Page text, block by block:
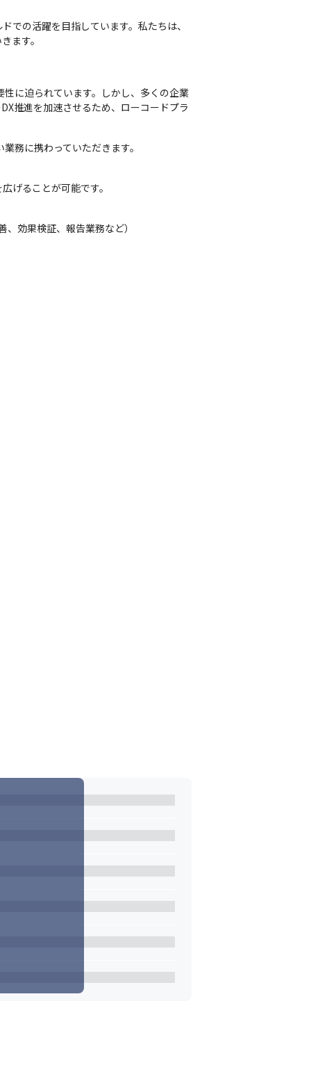
での活躍を目指しています。私たちは、
ます。
に迫られています。しかし、多くの企業
推進を加速させるため、ローコードプラ
務に携わっていただきます。
げることが可能です。
効果検証、報告業務など）